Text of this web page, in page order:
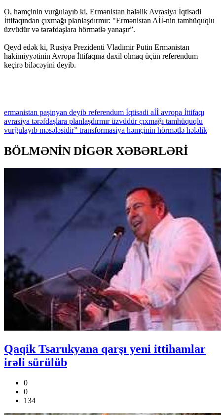
O, həmçinin vurğulayıb ki, Ermənistan hələlik Avrasiya İqtisadi
İttifaqından çıxmağı planlaşdırmır: "Ermənistan Aİİ-nin tamhüquqlu
üzvüdür və tərəfdaşlara hörmətlə yanaşır”.
Qeyd edək ki, Rusiya Prezidenti Vladimir Putin Ermənistan
hakimiyyətinin Avropa İttifaqına daxil olmaq üçün referendum
keçirə biləcəyini deyib.
ermənistan paşinyan deyib referendum İqtisadi aİİ avropa İttifaqı
avrasiya tərəfdaşlara planlaşdırmırüzvüdürçıxmağı tamhüquqlu
vurğulayıb məsələsidir” transformasiya həmçinin hörmətlə hələlik
BÖLMƏNİN DİGƏR XƏBƏRLƏRİ
Qaqik Tsarukyana qarşı yeni ittihamlar
irəli sürülüb
0
0
134